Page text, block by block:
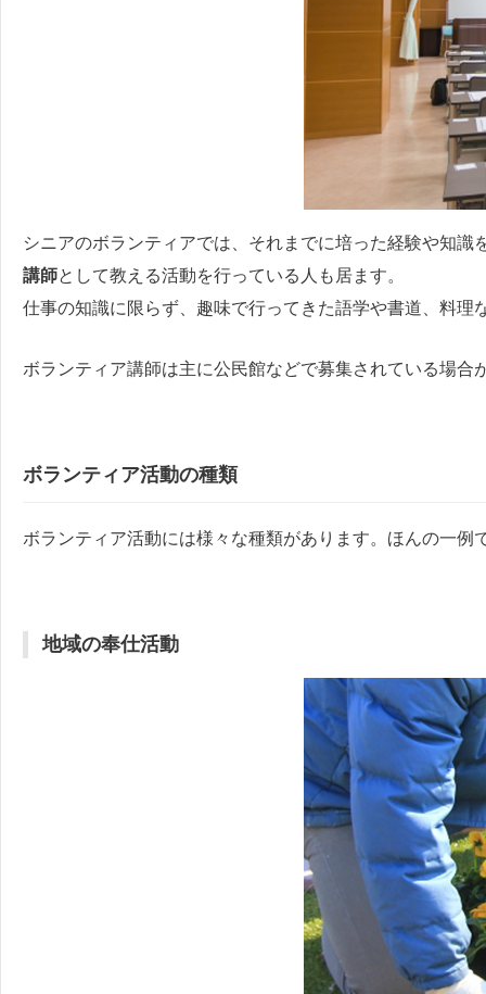
シニアのボランティアでは、それまでに培った経験や知
講師として教える活動を行っている人も居ます。
仕事の知識に限らず、趣味で行ってきた語学や書道、料理
ボランティア講師は主に公民館などで募集されている場
ボランティア活動の種類
ボランティア活動には様々な種類があります。ほんの一例
地域の奉仕活動